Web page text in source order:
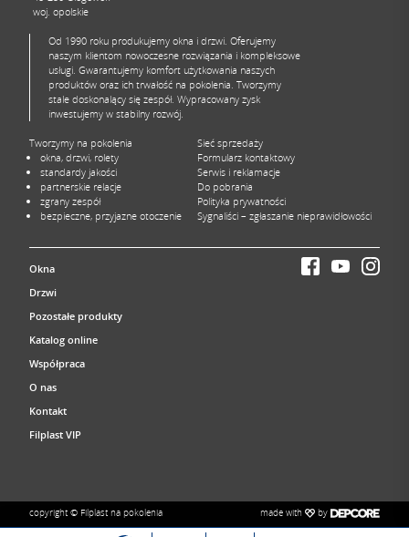
woj. opolskie
Od 1990 roku produkujemy okna i drzwi. Oferujemy
naszym klientom nowoczesne rozwiązania i kompleksowe
usługi. Gwarantujemy komfort użytkowania naszych
produktów oraz ich trwałość na pokolenia. Tworzymy
stale doskonalący się zespół. Wypracowany zysk
inwestujemy w stabilny rozwój.
Tworzymy na pokolenia
okna, drzwi, rolety
standardy jakości
partnerskie relacje
zgrany zespół
bezpieczne, przyjazne otoczenie
Sieć sprzedaży
Formularz kontaktowy
Serwis i reklamacje
Do pobrania
Polityka prywatności
Sygnaliści – zgłaszanie nieprawidłowości
Okna
Drzwi
Pozostałe produkty
Katalog online
Współpraca
O nas
Kontakt
Filplast VIP
copyright © Filplast na pokolenia made with by